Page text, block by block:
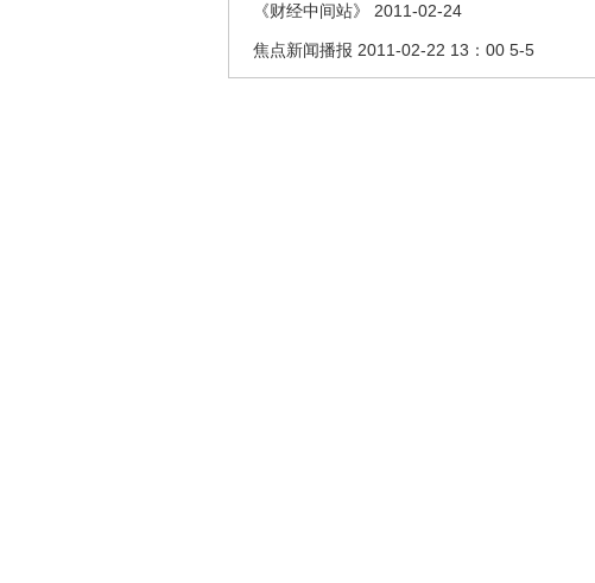
《财经中间站》 2011-02-24
焦点新闻播报 2011-02-22 13：00 5-5